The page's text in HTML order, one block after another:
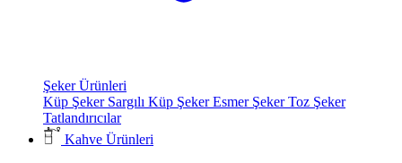
Şeker Ürünleri
Küp Şeker Sargılı Küp ŞekerEsmer ŞekerToz Şeker
Tatlandırıcılar
Kahve Ürünleri